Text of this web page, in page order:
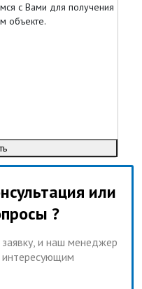
с Вами для получения
объекте.
или
?
и наш менеджер
интересующим